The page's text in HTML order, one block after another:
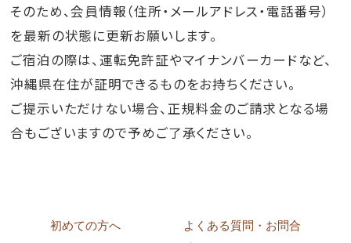
そのため、会員情報（住所・メールアドレス・電話番号）
を最新の状態に更新お願いします。
ご宿泊の際は、運転免許証やマイナンバーカードなど、
沖縄県在住が証明できるものをお持ちください。
ご提示いただけない場合、正規料金のご請求となる場
合もございますので予めご了承ください。
初めての方へ
よくある質問・お問合